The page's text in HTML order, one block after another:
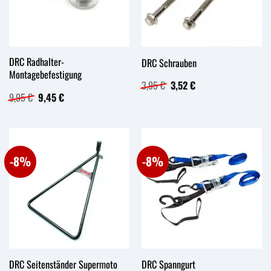
DRC Radhalter-
Montagebefestigung
9,95€ Ursprünglicher
Preis
9,45€Aktueller
Preis
DRC Schrauben
3,95€ Ursprünglicher
Preis
3,52€Aktueller
Preis
-8%
DRC Seitenständer Supermoto
-8%
DRC Spanngurt